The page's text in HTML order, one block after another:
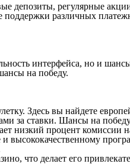
депозиты, регулярные
различных
интерфейса, но и
на победу.
Здесь вы найдете
за ставки. Шансы на
низкий процент
высококачественному
что делает его